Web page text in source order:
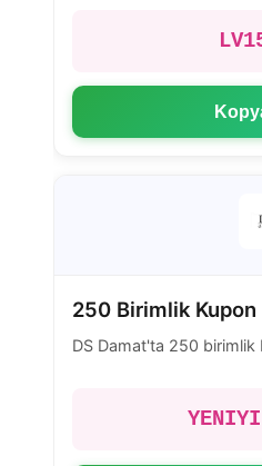
250 Birimlik Kupon
DS Damat'ta 250 birimlik